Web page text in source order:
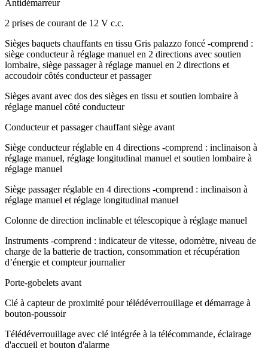
Antidémarreur
2 prises de courant de 12 V c.c.
Sièges baquets chauffants en tissu Gris palazzo foncé -comprend :
siège conducteur à réglage manuel en 2 directions avec soutien
lombaire, siège passager à réglage manuel en 2 directions et
accoudoir côtés conducteur et passager
Sièges avant avec dos des sièges en tissu et soutien lombaire à
réglage manuel côté conducteur
Conducteur et passager chauffant siège avant
Siège conducteur réglable en 4 directions -comprend : inclinaison à
réglage manuel, réglage longitudinal manuel et soutien lombaire à
réglage manuel
Siège passager réglable en 4 directions -comprend : inclinaison à
réglage manuel et réglage longitudinal manuel
Colonne de direction inclinable et télescopique à réglage manuel
Instruments -comprend : indicateur de vitesse, odomètre, niveau de
charge de la batterie de traction, consommation et récupération
d’énergie et compteur journalier
Porte-gobelets avant
Clé à capteur de proximité pour télédéverrouillage et démarrage à
bouton-poussoir
Télédéverrouillage avec clé intégrée à la télécommande, éclairage
d'accueil et bouton d'alarme